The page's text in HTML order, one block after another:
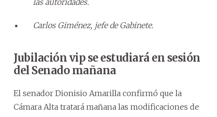
Carlos Giménez, jefe de Gabinete.
Jubilación vip se estudiará en sesión
del Senado mañana
El senador Dionisio Amarilla confirmó que la
Cámara Alta tratará mañana las modificaciones de